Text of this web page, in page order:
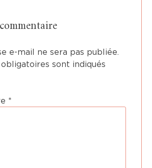
e-mail ne sera pas publiée.
sont indiqués
*